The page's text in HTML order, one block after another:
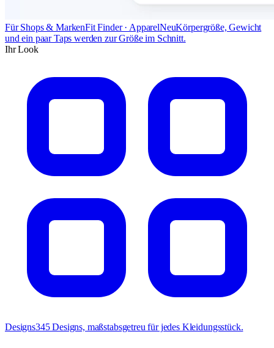
Für Shops & MarkenFit Finder · ApparelNeuKörpergröße, Gewicht
und ein paar Taps werden zur Größe im Schnitt.
Ihr Look
Designs345 Designs, maßstabsgetreu für jedes Kleidungsstück.